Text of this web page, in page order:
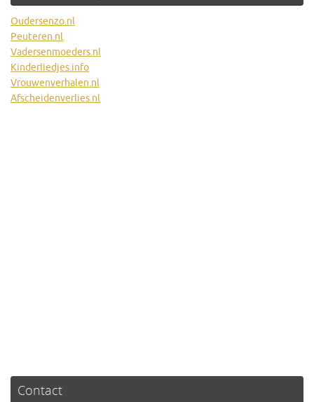
Oudersenzo.nl
Peuteren.nl
Vadersenmoeders.nl
Kinderliedjes.info
Vrouwenverhalen.nl
Afscheidenverlies.nl
Contact